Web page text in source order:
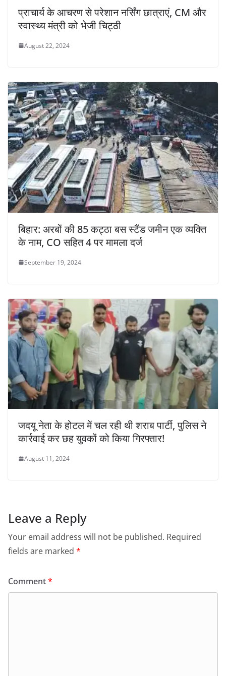
प्राचार्य के आचरण से परेशान नर्सिंग छात्राएं, CM और
स्वास्थ्य मंत्री को भेजी चिट्ठी
August 22, 2024
बिहार: अरबों की 85 कट्ठा बस स्टैंड जमीन एक व्यक्ति
के नाम, CO सहित 4 पर मामला दर्ज
September 19, 2024
जदयू नेता के होटल में चल रही थी शराब पार्टी, पुलिस ने
कार्रवाई कर छह युवकों को किया गिरफ्तार!
August 11, 2024
Leave a Reply
Your email address will not be published. Required
fields are marked *
Comment*